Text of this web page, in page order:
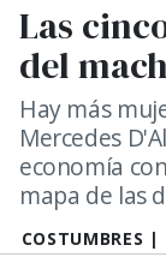
COSTUMBRES |
Las
del
Hay más
Mercedes
economía
mapa de las